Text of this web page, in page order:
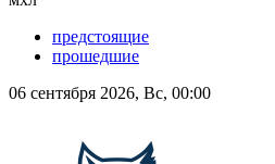
предстоящие
прошедшие
06 сентября 2026, Вс, 00:00